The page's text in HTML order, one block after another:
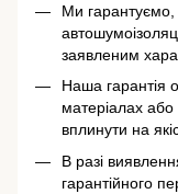
Ми
заявленим
Наша гарантія
матеріалах або
вплинути на
В разі
гарантійного